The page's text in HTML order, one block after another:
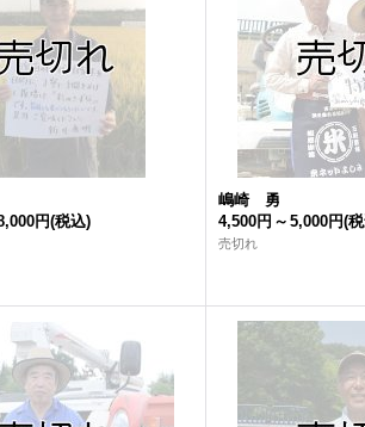
円(税込)
嶋崎 勇
4,500円 ～ 5,000円(
売切れ